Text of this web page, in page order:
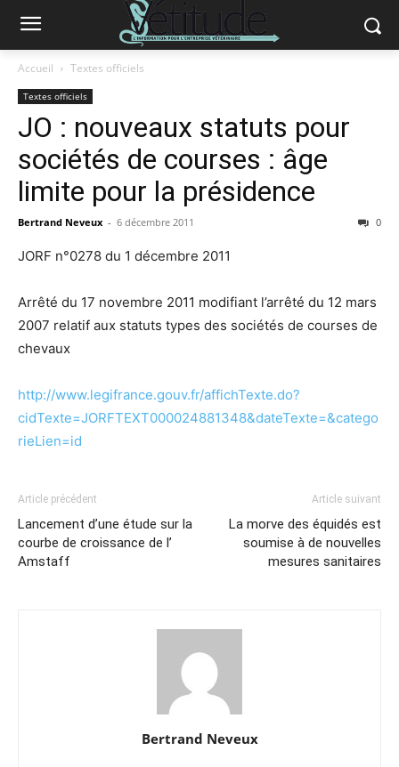
Accueil Textes officiels
Textes officiels
JO : nouveaux statuts pour
sociétés de courses : âge
limite pour la présidence
Bertrand Neveux - 6 décembre 2011 0
JORF n°0278 du 1 décembre 2011
Arrêté du 17 novembre 2011 modifiant l’arrêté du 12 mars
2007 relatif aux statuts types des sociétés de courses de
chevaux
http://www.legifrance.gouv.fr/affichTexte.do?
cidTexte=JORFTEXT000024881348&dateTexte=&catego
rieLien=id
Article précédent
Lancement d’une étude sur la
courbe de croissance de l’
Amstaff
Article suivant
La morve des équidés est
soumise à de nouvelles
mesures sanitaires
Bertrand Neveux